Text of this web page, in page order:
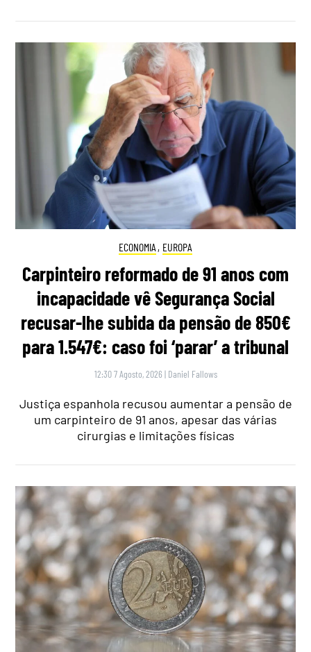
ECONOMIA , EUROPA
Carpinteiro reformado de 91 anos com
incapacidade vê Segurança Social
recusar-lhe subida da pensão de 850€
para 1.547€: caso foi ‘parar’ a tribunal
12:30 7 Agosto, 2026 | Daniel Fallows
Justiça espanhola recusou aumentar a pensão de
um carpinteiro de 91 anos, apesar das várias
cirurgias e limitações físicas